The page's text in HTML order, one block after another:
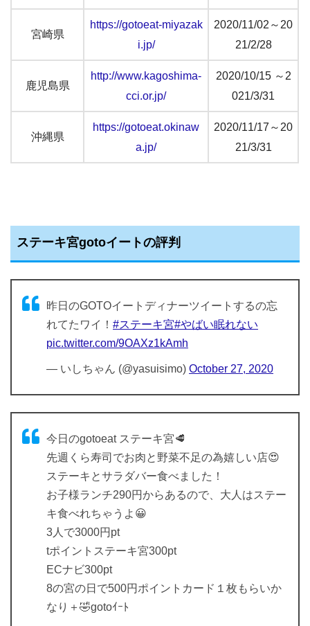
宮崎県
https://gotoeat-miyazak
i.jp/
2020/11/02～20
21/2/28
鹿児島県
http://www.kagoshima-
cci.or.jp/
2020/10/15 ～2
021/3/31
沖縄県
https://gotoeat.okinaw
a.jp/
2020/11/17～20
21/3/31
ステーキ宮gotoイートの評判
昨日のGOTOイートディナーツイートするの忘
れてたワイ！ #ステーキ宮#やばい眠れない
pic.twitter.com/9OAXz1kAmh
— いしちゃん (@yasuisimo) October 27, 2020
今日のgotoeat ステーキ宮🥩
先週くら寿司でお肉と野菜不足の為嬉しい店😍
ステーキとサラダバー食べました！
お子様ランチ290円からあるので、大人はステー
キ食べれちゃうよ😀
3人で3000円pt
tポイントステーキ宮300pt
ECナビ300pt
8の宮の日で500円ポイントカード１枚もらいか
なり＋🤣gotoｲｰﾄ